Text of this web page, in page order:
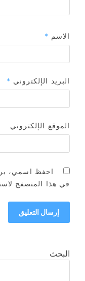
الاسم *
البريد الإلكتروني *
الموقع الإلكتروني
احفظ اسمي،
في هذا المتصفح
البحث